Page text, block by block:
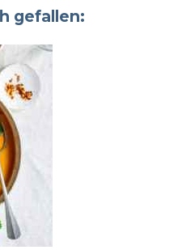
gefallen: